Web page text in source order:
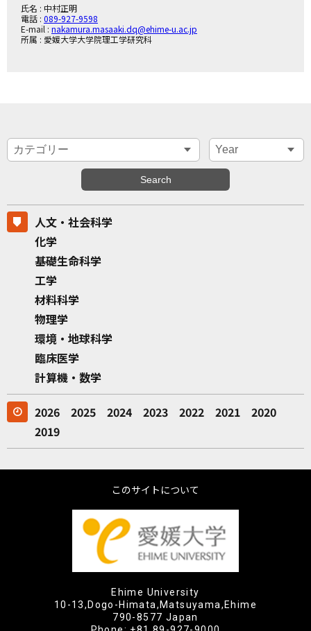
氏名 : 中村正明
電話 : 089-927-9598
E-mail : nakamura.masaaki.dq@ehime-u.ac.jp
所属 : 愛媛大学大学院理工学研究科
人文・社会科学
化学
基礎生命科学
工学
材料科学
物理学
環境・地球科学
臨床医学
計算機・数学
2026 2025 2024 2023 2022 2021
2020
2019
このサイトについて
Ehime University
10-13,Dogo-Himata,Matsuyama,Ehime
790-8577 Japan